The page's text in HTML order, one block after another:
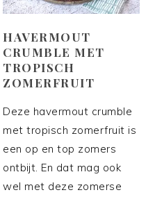
HAVERMOUT
CRUMBLE MET
TROPISCH
ZOMERFRUIT
Deze havermout crumble
met tropisch zomerfruit is
een op en top zomers
ontbijt. En dat mag ook
wel met deze zomerse